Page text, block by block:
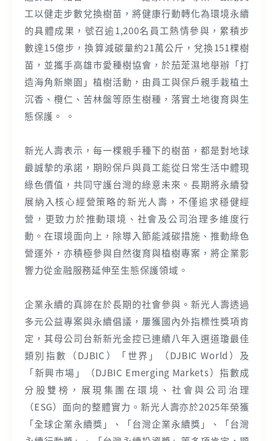
工以健走步數兌換樹苗，將健康行動轉化為環境永續
的具體成果，號召逾1,200名員工熱情參與，累積步
數達15億步，換算減碳量約21萬公斤，兌換151棵樹
苗，並攜手高雄市愛種樹協會，於茄萣濕地舉辦「打
造海角新樂園」植樹活動，由員工與保戶親手栽植土
沉香、欖仁、苦林盤等原生樹種，落實土地復育與生
態保護。 。
新光人壽表示，每一棵親手種下的樹苗，都是對地球
最誠摯的承諾，期盼保戶與員工能從日常生活中體現
綠色價值，共同守護台灣的綠意未來。長期將永續發
展納入核心經營策略的新光人壽，不僅追求穩健經
營，更致力於推動環境、社會及公司治理多維度行
動。在環境面向上，除導入節能減碳措施、推動綠色
營運外，亦積極參與自然復育與植樹專案，將企業影
響力從金融服務延伸至生態保護領域。
企業永續的真諦在於長期的社會參與。新光人壽透過
多元公益專案與永續倡議，屢獲國內外指標性獎項肯
定，其母公司台新新光金控已連續八年入選道瓊最佳
類別指數（DJBIC）「世界」（DJBIC World）及
「新興市場」（DJBIC Emerging Markets）指數成
分股雙榜，展現集團在環境、社會與公司治理
（ESG）面向的整體實力。新光人壽亦於2025年榮獲
「全球企業永續獎」、「台灣企業永續獎」、「台灣